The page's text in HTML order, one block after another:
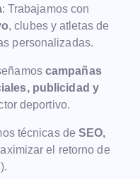
: Trabajamos con
, clubes y atletas de
personalizadas.
campañas
publicidad y
deportivo.
técnicas deSEO,
el retorno de